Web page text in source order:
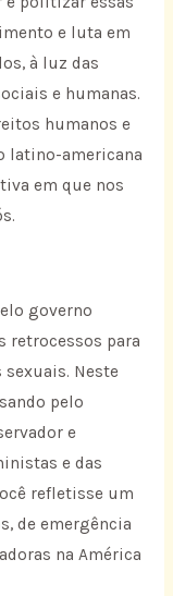
e luta em
à luz das
e humanas.
humanos e
latino-americana
em que nos
governo
retrocessos para
Neste
pelo
e
e das
refletisse um
de emergência
na América